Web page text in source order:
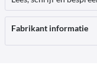
Fabrikant informatie